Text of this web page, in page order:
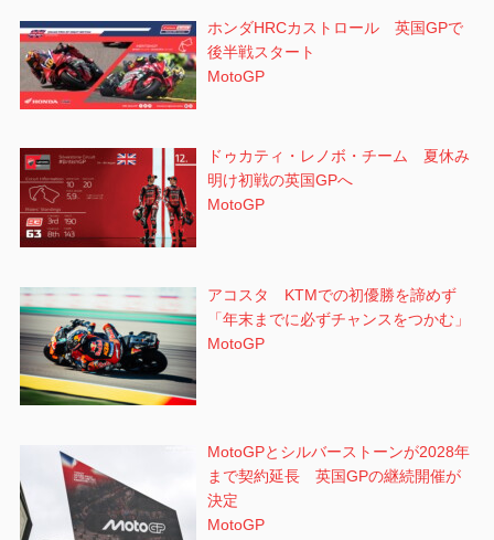
ホンダHRCカストロール 英国GPで
後半戦スタート
MotoGP
ドゥカティ・レノボ・チーム 夏休み
明け初戦の英国GPへ
MotoGP
アコスタ KTMでの初優勝を諦めず
「年末までに必ずチャンスをつかむ」
MotoGP
MotoGPとシルバーストーンが2028年
まで契約延長 英国GPの継続開催が
決定
MotoGP